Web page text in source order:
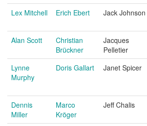
Lex Mitchell
Erich Ebert Jack Johnson
Alan Scott
Christian
Brückner
Jacques
Pelletier
Lynne
Murphy
Doris Gallart Janet Spicer
Dennis
Miller
Marco
Kröger
Jeff Chalis